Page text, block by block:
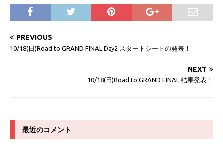
PREVIOUS
10/18(日)Road to GRAND FINAL Day2 スタートシートの発表！
NEXT
10/18(日)Road to GRAND FINAL 結果発表！
最近のコメント